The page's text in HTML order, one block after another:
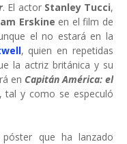
. El actor Stanley Tucci,
Erskine en el film de
el no estará en la
, quien en repetidas
la actriz británica y su
en Capitán América: el
tal y como se especuló
que ha lanzado